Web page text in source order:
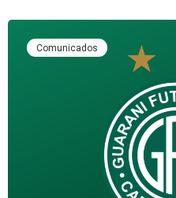
Comunicados